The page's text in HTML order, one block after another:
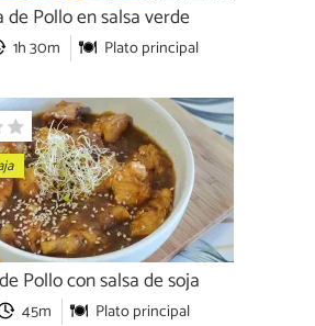
de Pollo en salsa verde
1h 30m Plato principal
Pollo con salsa de soja
45m Plato principal